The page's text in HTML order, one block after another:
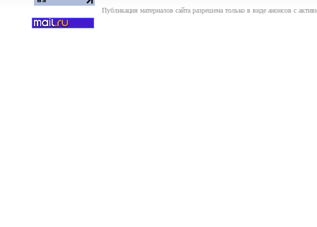
Публикация материалов сайта разрешена только в виде анонсов с